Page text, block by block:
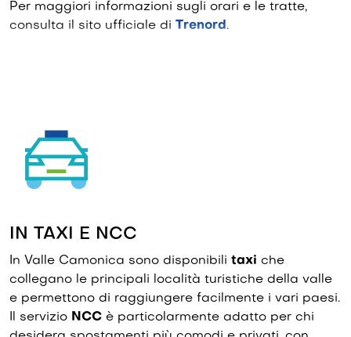
Per maggiori informazioni sugli orari e le tratte,
consulta il sito ufficiale di Trenord.
IN TAXI E NCC
In Valle Camonica sono disponibili taxi che
collegano le principali località turistiche della valle
e permettono di raggiungere facilmente i vari paesi.
Il servizio NCC è particolarmente adatto per chi